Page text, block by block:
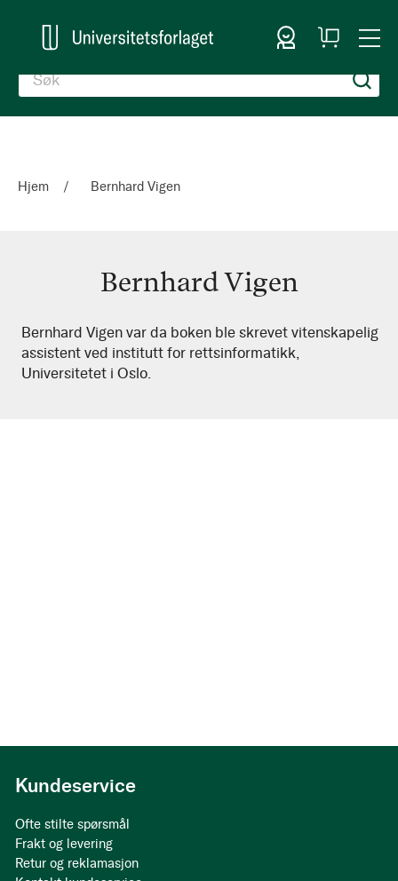
Logg inn
Handlekurv
Hjem Bernhard Vigen
Bernhard Vigen
Bernhard
Vigen
Bernhard Vigen var da boken ble skrevet vitenskapelig
assistent ved institutt for rettsinformatikk,
Universitetet i Oslo.
Kundeservice
Ofte stilte spørsmål
Frakt og levering
Retur og reklamasjon